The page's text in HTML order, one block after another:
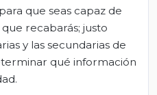
que seas capaz de
recabarás; justo
y las secundarias de
qué información